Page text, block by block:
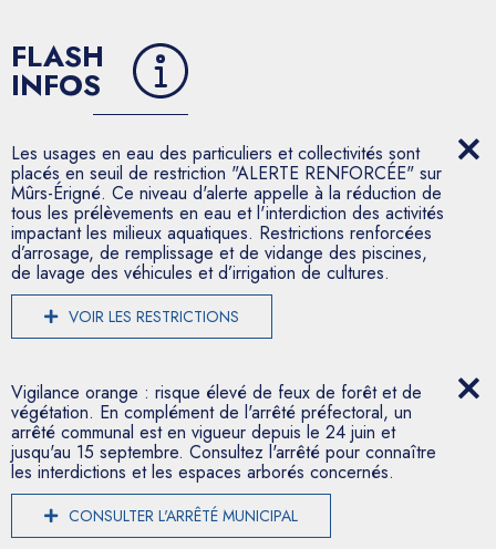
FLASH
INFOS
Les usages en eau des particuliers et collectivités sont
placés en seuil de restriction "ALERTE RENFORCÉE" sur
Mûrs-Érigné. Ce niveau d'alerte appelle à la réduction de
tous les prélèvements en eau et l'interdiction des activités
impactant les milieux aquatiques. Restrictions renforcées
d’arrosage, de remplissage et de vidange des piscines,
de lavage des véhicules et d’irrigation de cultures.
VOIR LES RESTRICTIONS
Vigilance orange : risque élevé de feux de forêt et de
végétation. En complément de l'arrêté préfectoral, un
arrêté communal est en vigueur depuis le 24 juin et
jusqu'au 15 septembre. Consultez l'arrêté pour connaître
les interdictions et les espaces arborés concernés.
CONSULTER L'ARRÊTÉ MUNICIPAL